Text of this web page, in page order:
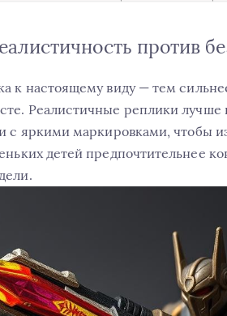
против
к настоящему виду — тем
Реалистичные реплики лучше
с яркими маркировками, чтобы
детей предпочтительнее